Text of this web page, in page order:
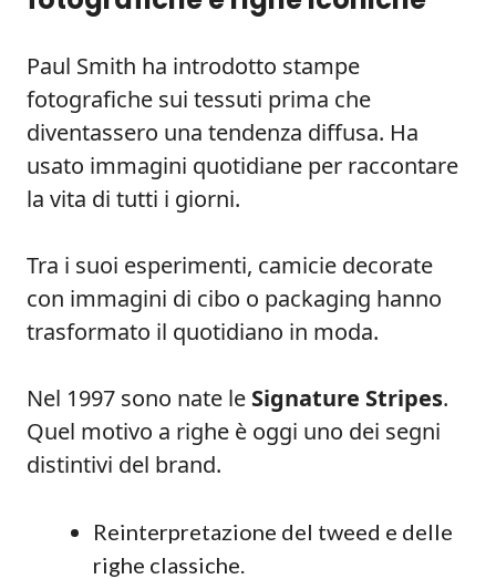
Paul Smith ha introdotto stampe
fotografiche sui tessuti prima che
diventassero una tendenza diffusa. Ha
usato immagini quotidiane per raccontare
la vita di tutti i giorni.
Tra i suoi esperimenti, camicie decorate
con immagini di cibo o packaging hanno
trasformato il quotidiano in moda.
Nel 1997 sono nate le Signature Stripes.
Quel motivo a righe è oggi uno dei segni
distintivi del brand.
Reinterpretazione del tweed e delle
righe classiche.